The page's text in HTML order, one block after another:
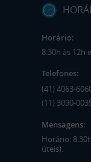
Horário:
8:30h às 12h
Telefones:
(41) 4063-
(11) 3090-
Mensagens:
Horário:
úteis).